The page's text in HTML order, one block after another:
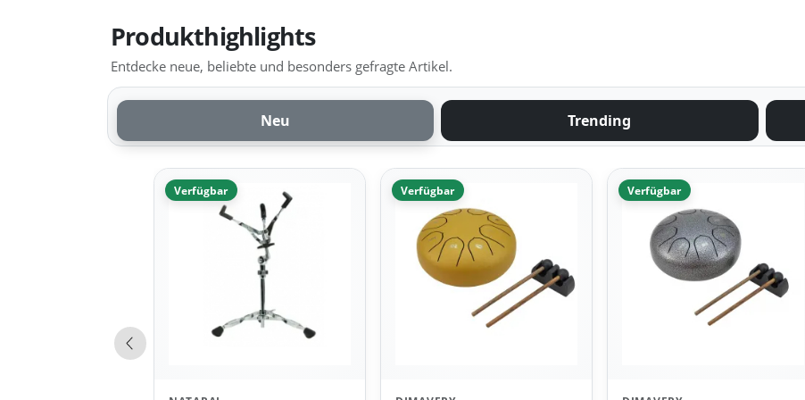
Produkthighlights
Entdecke neue, beliebte und besonders gefragte Artikel.
Neu Trending
Verfügbar Verfügbar Verfügbar
Vorherige Produkte